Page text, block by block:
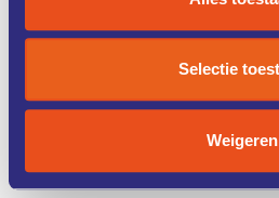
Selectie
Weigeren